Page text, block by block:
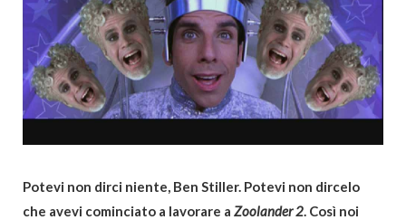
Potevi non dirci niente, Ben Stiller. Potevi non dircelo
che avevi cominciato a lavorare a Zoolander2. Così noi